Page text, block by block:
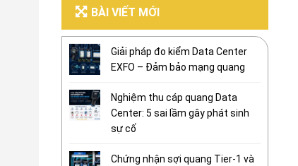
BÀI VIẾT MỚI
Giải pháp đo kiểm Data Center
EXFO – Đảm bảo mạng quang
Nghiệm thu cáp quang Data
Center: 5 sai lầm gây phát sinh
sự cố
Chứng nhận sợi quang Tier-1 và